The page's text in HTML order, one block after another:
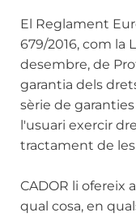
El Reglament
679/2016, com la
desembre, de
garantia dels
sèrie de
l'usuari exercir
tractament de les
CADOR li ofereix
qual cosa, en